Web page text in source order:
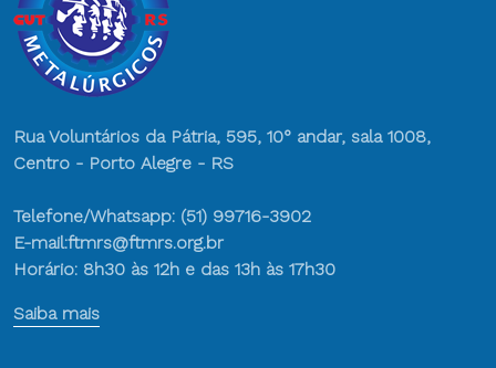
Rua Voluntários da Pátria, 595, 10° andar, sala 1008,
Centro - Porto Alegre - RS
Telefone/Whatsapp: (51) 99716-3902
E-mail:ftmrs@ftmrs.org.br
Horário: 8h30 às 12h e das 13h às 17h30
Saiba mais